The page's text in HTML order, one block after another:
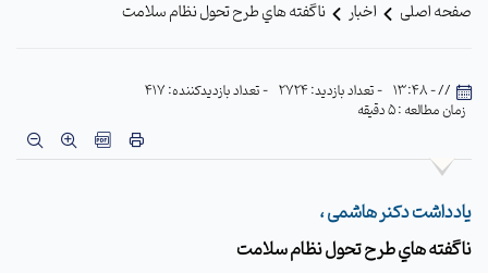
صفحه اصلی اخبار ناگفته هاي طرح تحول نظام سلامت
// - 13:48 - تعداد بازدید: 2724
- تعداد بازدیدکننده: 417
زمان مطالعه : 5 دقیقه
یادداشت دکنر هاشمی ،
ناگفته هاي طرح تحول نظام سلامت